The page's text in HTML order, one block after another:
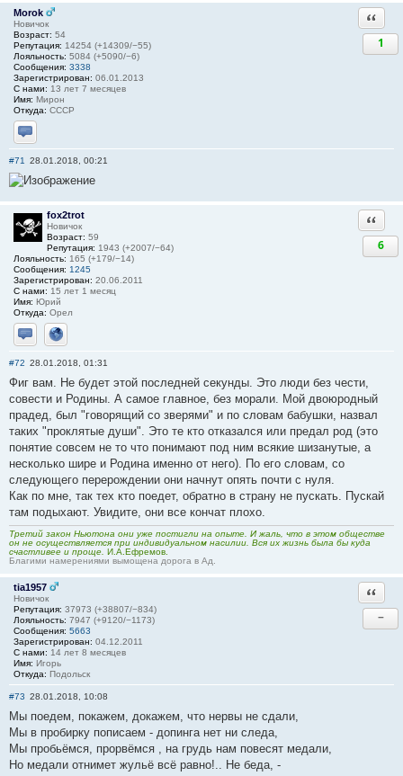
Morok
Новичок
Возраст: 54
Репутация: 14254 (+14309/−55)
Лояльность: 5084 (+5090/−6)
Сообщения: 3338
Зарегистрирован: 06.01.2013
С нами: 13 лет 7 месяцев
Имя: Мирон
Откуда: СССР
Отправить личное сообщение
1
#71 28.01.2018, 00:21
fox2trot
Новичок
Возраст: 59
Репутация: 1943 (+2007/−64)
Лояльность: 165 (+179/−14)
Сообщения: 1245
Зарегистрирован: 20.06.2011
С нами: 15 лет 1 месяц
Имя: Юрий
Откуда: Орел
Отправить личное сообщение
Сайт
6
#72 28.01.2018, 01:31
Фиг вам. Не будет этой последней секунды. Это люди без чести,
совести и Родины. А самое главное, без морали. Мой двоюродный
прадед, был "говорящий со зверями" и по словам бабушки, назвал
таких "проклятые души". Это те кто отказался или предал род (это
понятие совсем не то что понимают под ним всякие шизанутые, а
несколько шире и Родина именно от него). По его словам, со
следующего перерождении они начнут опять почти с нуля.
Как по мне, так тех кто поедет, обратно в страну не пускать. Пускай
там подыхают. Увидите, они все кончат плохо.
Третий закон Ньютона они уже постигли на опыте. И жаль, что в этом обществе
он не осуществляется при индивидуальном насилии. Вся их жизнь была бы куда
счастливее и проще. И.А.Ефремов.
Благими намерениями вымощена дорога в Ад.
tia1957
Новичок
Репутация: 37973 (+38807/−834)
Лояльность: 7947 (+9120/−1173)
Сообщения: 5663
Зарегистрирован: 04.12.2011
С нами: 14 лет 8 месяцев
Имя: Игорь
Откуда: Подольск
−
#73 28.01.2018, 10:08
Мы поедем, покажем, докажем, что нервы не сдали,
Мы в пробирку пописаем - допинга нет ни следа,
Мы пробьёмся, прорвёмся , на грудь нам повесят медали,
Но медали отнимет жульё всё равно!.. Не беда, -